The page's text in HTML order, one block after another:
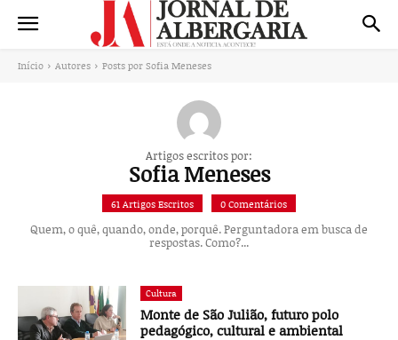
Início Autores Posts por Sofia Meneses
Artigos escritos por:
Sofia Meneses
61 Artigos Escritos 0 Comentários
Quem, o quê, quando, onde, porquê. Perguntadora em busca de
respostas. Como?...
Cultura
Monte de São Julião, futuro polo
pedagógico, cultural e ambiental